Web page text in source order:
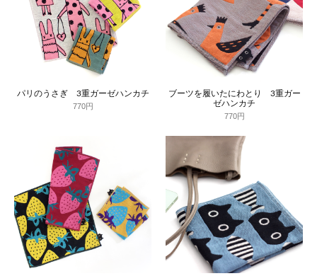
パリのうさぎ 3重ガーゼハンカチ
770円
ブーツを履いたにわとり 3重ガー
ゼハンカチ
770円